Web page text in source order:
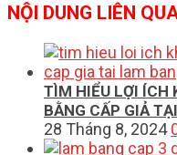
NỘI DUNG LIÊN
TÌM HIỂU LỢI ÍCH
BẰNG CẤP GIẢ
28 Tháng 8, 2024